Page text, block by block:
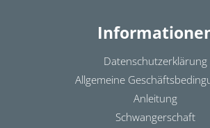
Datenschutzerklärung
Allgemeine
Anleitung
Schwangerschaft